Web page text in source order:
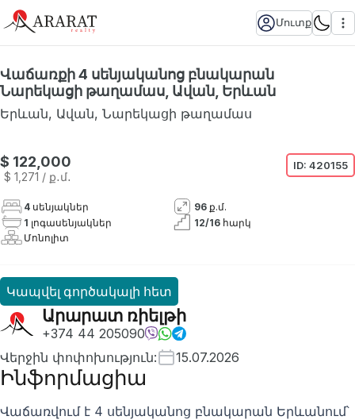
Մուտք
Վաճառքի 4 սենյականոց բնակարան
Նարեկացի թաղամաս, Ավան, Երևան
Երևան, Ավան, Նարեկացի թաղամաս
$ 122,000
$ 1,271 / ք․մ․
ID: 420155
4 սենյակներ 96 ք.մ.
1 լոգասենյակներ 12/16 հարկ
Մոնոլիտ
Կապվել գործակալի հետ
Արարատ ռիելթի
+374 44 205090
Վերջին փոփոխություն: 15.07.2026
Ինֆորմացիա
Վաճառվում է 4 սենյականոց բնակարան Երևանում՝